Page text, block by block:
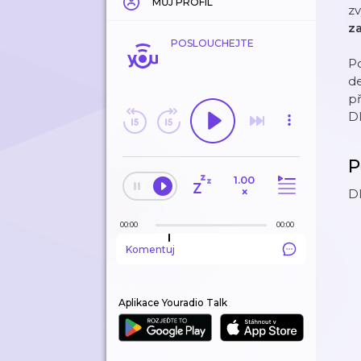
POSLOUCHEJTE
1.00
×
00:00 00:00
Komentuj
Aplikace Youradio Talk